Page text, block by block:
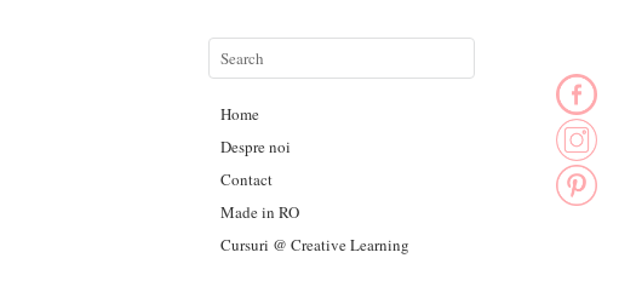
Home
Despre noi
Contact
Made in RO
Cursuri @ Creative Learning